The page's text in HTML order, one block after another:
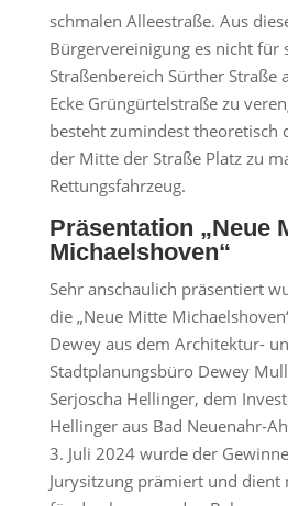
schmalen Alleestraße. Aus
Bürgervereinigung es nicht für
Straßenbereich Sürther Straße
Ecke Grüngürtelstraße zu
besteht zumindest theoretisch
der Mitte der Straße Platz zu
Rettungsfahrzeug.
Präsentation „Neue
Michaelshoven“
Sehr anschaulich präsentiert
die „Neue Mitte
Dewey aus dem Architektur-
Stadtplanungsbüro Dewey
Serjoscha Hellinger, dem
Hellinger aus Bad Neuenahr-
3. Juli 2024 wurde der
Jurysitzung prämiert und dient